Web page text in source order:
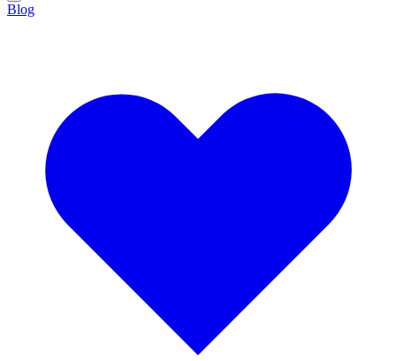
Blog